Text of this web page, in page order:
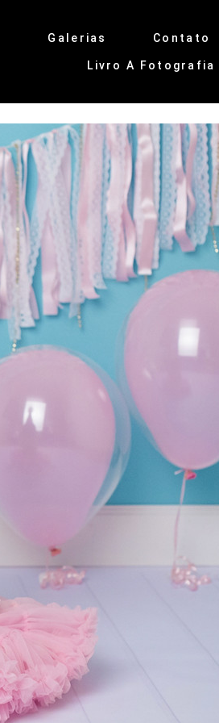
Galerias Contato
Livro A Fotografia